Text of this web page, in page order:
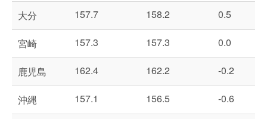
大分 157.7 158.2 0.5
宮崎 157.3 157.3 0.0
鹿児島 162.4 162.2 -0.2
沖縄 157.1 156.5 -0.6